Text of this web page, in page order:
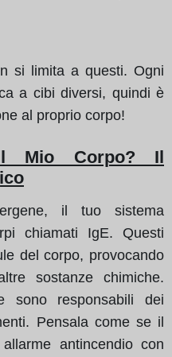
si limita a questi. Ogni
a cibi diversi, quindi è
al proprio corpo!
il Mio Corpo? Il
il tuo sistema
chiamati IgE. Questi
del corpo, provocando
sostanze chimiche.
sono responsabili dei
Pensala come se il
antincendio con